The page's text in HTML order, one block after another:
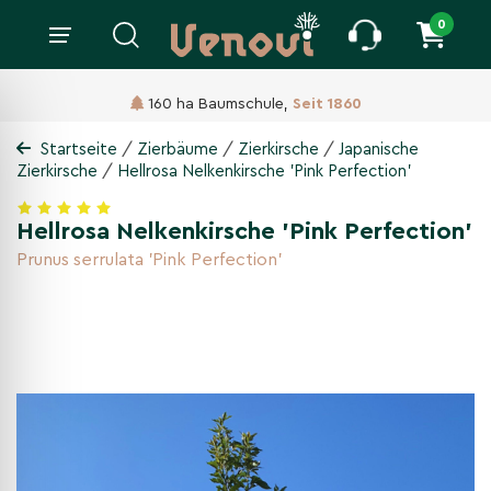
0
160 ha Baumschule, Seit 1860
Startseite / Zierbäume / Zierkirsche / Japanische
Zierkirsche / Hellrosa Nelkenkirsche 'Pink Perfection'
Hellrosa Nelkenkirsche 'Pink Perfection'
Prunus serrulata 'Pink Perfection'